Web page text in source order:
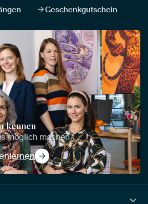
Geschenkgutschein
kennen
möglich machen